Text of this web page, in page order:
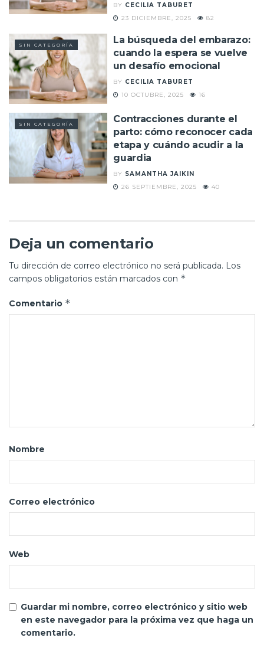
BY CECILIA TABURET
23 DICIEMBRE, 2025
82
SIN CATEGORÍA
La búsqueda del embarazo:
cuando la espera se vuelve
un desafío emocional
BY CECILIA TABURET
10 OCTUBRE, 2025
16
SIN CATEGORÍA
Contracciones durante el
parto: cómo reconocer cada
etapa y cuándo acudir a la
guardia
BY SAMANTHA JAIKIN
26 SEPTIEMBRE, 2025
40
Deja un comentario
Tu dirección de correo electrónico no será publicada. Los
campos obligatorios están marcados con *
Comentario *
Nombre
Correo electrónico
Web
Guardar mi nombre, correo electrónico y sitio web
en este navegador para la próxima vez que haga un
comentario.